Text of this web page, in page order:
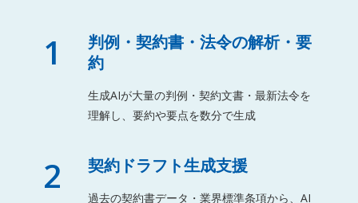
1
判例・契約書・法令の解析・要
約
生成AIが大量の判例・契約文書・最新法令を
理解し、要約や要点を数分で生成
2 契約ドラフト生成支援
過去の契約書データ・業界標準条項から、AI